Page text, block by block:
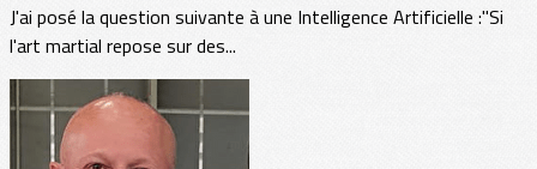
J'ai posé la question suivante à une Intelligence Artificielle :"Si
l'art martial repose sur des...